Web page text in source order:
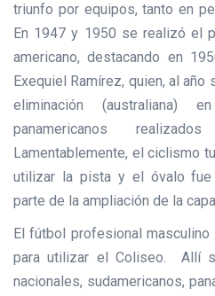
triunfo por equipos, tanto en
En 1947 y 1950 se realizó el
americano, destacando en
Exequiel Ramírez, quien, al año
eliminación (australiana)
panamericanos
Lamentablemente, el ciclismo
utilizar la pista y el óvalo fue
parte de la ampliación de la
El fútbol profesional
para utilizar el Coliseo. Allí
nacionales, sudamericanos,